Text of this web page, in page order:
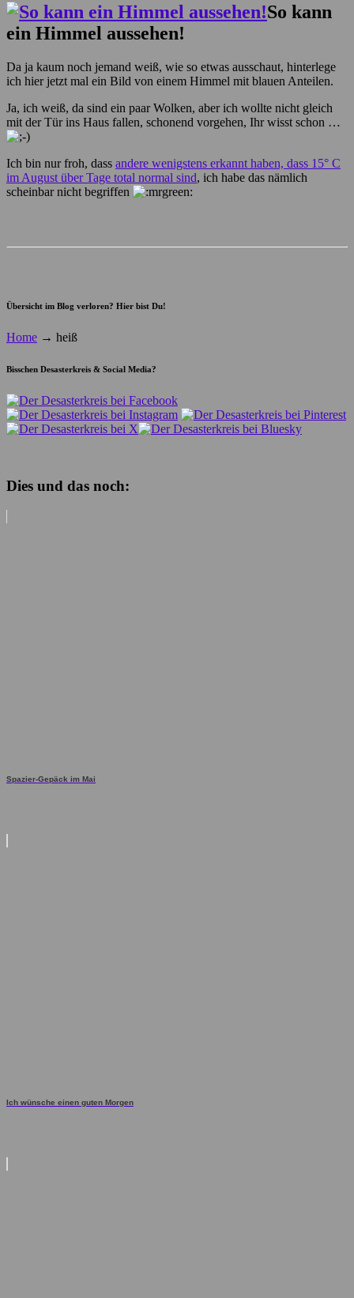
So kann
ein Himmel aussehen!
Da ja kaum noch jemand weiß, wie so etwas ausschaut, hinterlege
ich hier jetzt mal ein Bild von einem Himmel mit blauen Anteilen.
Ja, ich weiß, da sind ein paar Wolken, aber ich wollte nicht gleich
mit der Tür ins Haus fallen, schonend vorgehen, Ihr wisst schon …
Ich bin nur froh, dass andere wenigstens erkannt haben, dass 15° C
im August über Tage total normal sind, ich habe das nämlich
scheinbar nicht begriffen
Übersicht im Blog verloren? Hier bist Du!
Home → heiß
Bisschen Desasterkreis & Social Media?
Dies und das noch:
Spazier-Gepäck im Mai
Ich wünsche einen guten Morgen